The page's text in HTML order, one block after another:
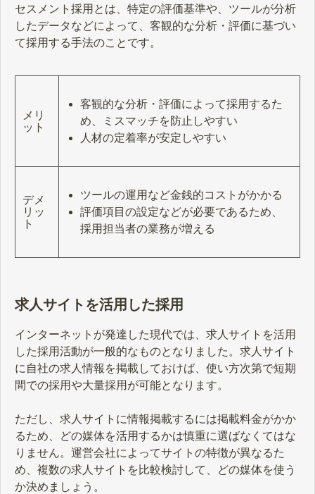
セスメント採用とは、特定の評価基準や、ツールが分析
したデータなどによって、客観的な分析・評価に基づい
て採用する手法のことです。
メリ
ット
客観的な分析・評価によって採用するた
め、ミスマッチを防止しやすい
人材の定着率が安定しやすい
デメ
リッ
ト
ツールの運用など金銭的コストがかかる
評価項目の設定などが必要であるため、
採用担当者の業務が増える
求人サイトを活用した採用
インターネットが発達した現代では、求人サイトを活用
した採用活動が一般的なものとなりました。求人サイト
に自社の求人情報を掲載しておけば、使い方次第で短期
間での採用や大量採用が可能となります。
ただし、求人サイトに情報掲載するには掲載料金がかか
るため、どの媒体を活用するかは慎重に選ばなくてはな
りません。運営会社によってサイトの特徴が異なるた
め、複数の求人サイトを比較検討して、どの媒体を使う
か決めましょう。